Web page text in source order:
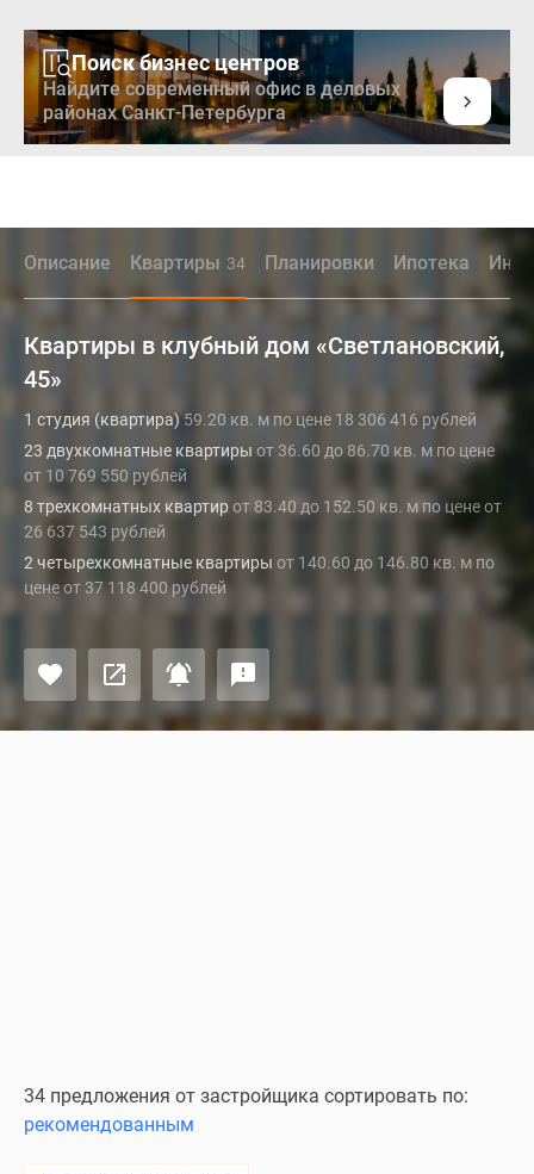
Поиск бизнес центров
Найдите современный офис в деловых
районах Санкт-Петербурга
Описание Квартиры 34 Планировки Ипотека
Квартиры в клубный дом «Светлановский,
45»
1 студия (квартира)59.20 кв. м по цене 18 306 416 рублей
23 двухкомнатные квартиры от 36.60 до 86.70 кв. м по цене
от 10 769 550 рублей
8 трехкомнатных квартирот 83.40 до 152.50 кв. м по цене от
26 637 543 рублей
2 четырехкомнатные квартиры от 140.60 до 146.80 кв. м по
цене от 37 118 400 рублей
34 предложения от застройщика сортировать по:
рекомендованным